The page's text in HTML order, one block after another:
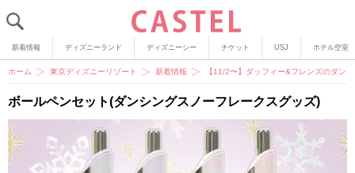
新着情報 ディズニーランド ディズニーシー チケット USJ ホテル空室
ホーム 東京ディズニーリゾート 新着情報 【11/2〜】ダッフィー&フレンズのダン
ボールペンセット(ダンシングスノーフレークスグッズ)